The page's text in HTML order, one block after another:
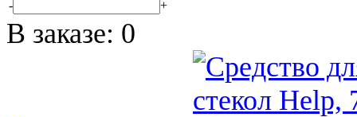
- +
В заказе: 0